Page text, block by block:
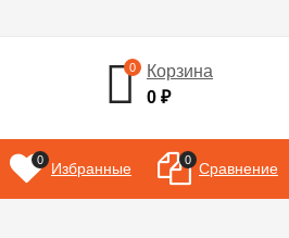
0
Корзина
0₽
0 Избранные 0 Сравнение